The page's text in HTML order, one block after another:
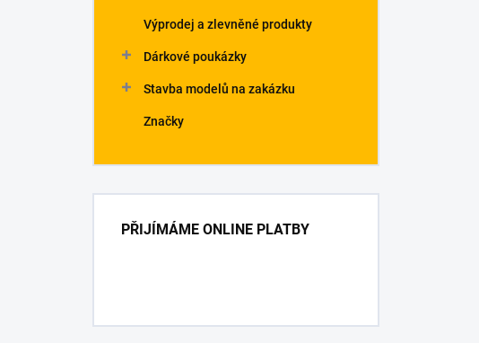
Výprodej a zlevněné produkty
Dárkové poukázky
Stavba modelů na zakázku
Značky
PŘIJÍMÁME ONLINE PLATBY